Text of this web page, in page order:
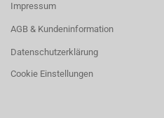
Impressum
AGB & Kundeninformation
Datenschutzerklärung
Cookie Einstellungen